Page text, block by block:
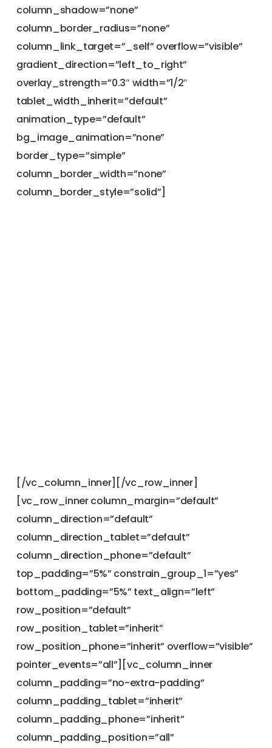
column_shadow=”none”
column_border_radius=”none”
column_link_target=”_self” overflow=”visible”
gradient_direction=”left_to_right”
overlay_strength=”0.3″ width=”1/2″
tablet_width_inherit=”default”
animation_type=”default”
bg_image_animation=”none”
border_type=”simple”
column_border_width=”none”
column_border_style=”solid”]
[/vc_column_inner][/vc_row_inner]
[vc_row_inner column_margin=”default”
column_direction=”default”
column_direction_tablet=”default”
column_direction_phone=”default”
top_padding=”5%” constrain_group_1=”yes”
bottom_padding=”5%” text_align=”left”
row_position=”default”
row_position_tablet=”inherit”
row_position_phone=”inherit” overflow=”visible”
pointer_events=”all”][vc_column_inner
column_padding=”no-extra-padding”
column_padding_tablet=”inherit”
column_padding_phone=”inherit”
column_padding_position=”all”